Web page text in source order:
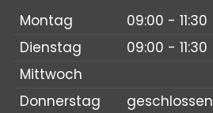
Montag
09:00 - 11:30
Dienstag
09:00 - 11:30
Mittwoch
Donnerstag
geschlossen